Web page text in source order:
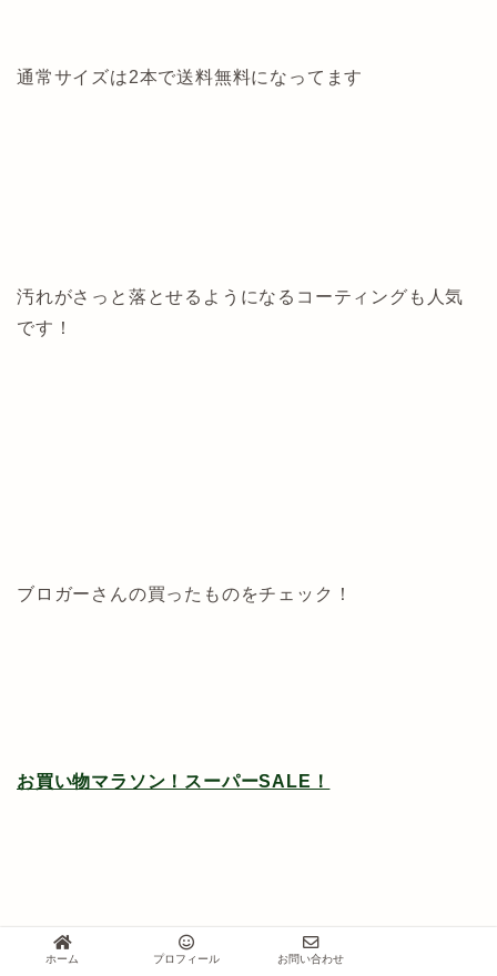
通常サイズは2本で送料無料になってます
汚れがさっと落とせるようになるコーティングも人気
です！
ブロガーさんの買ったものをチェック！
お買い物マラソン！スーパーSALE！
楽天マラソン買いまわりでポチ報告♪
ホーム プロフィール お問い合わせ